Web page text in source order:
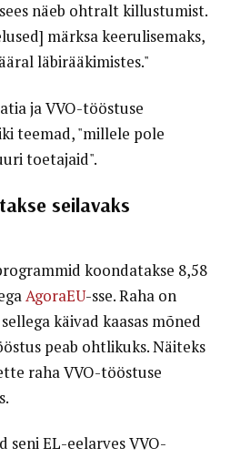
näeb ohtralt killustumist.
märksa keerulisemaks,
läbirääkimistes."
ja VVO-tööstuse
teemad, "millele pole
toetajaid".
seilavaks
koondatakse 8,58
AgoraEU-sse. Raha on
käivad kaasas mõned
peab ohtlikuks. Näiteks
raha VVO-tööstuse
seni EL-eelarves VVO-